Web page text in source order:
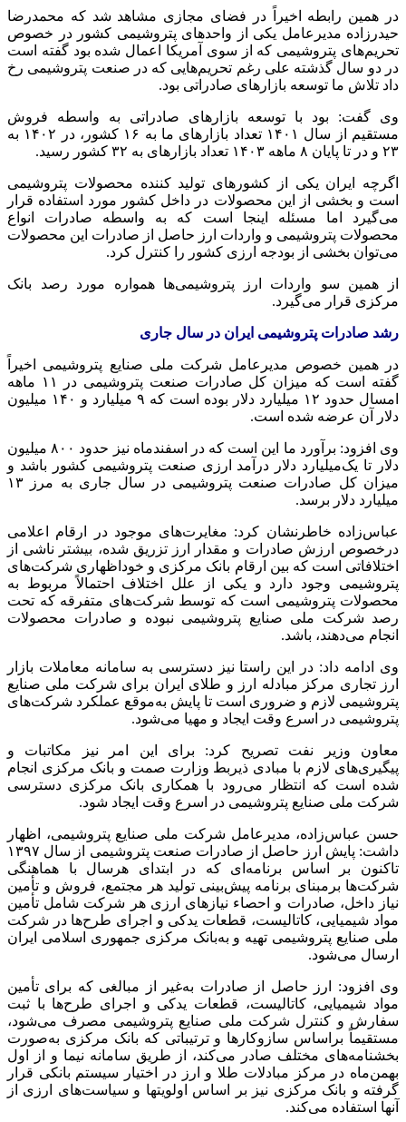
در همین رابطه اخیراً در فضای مجازی مشاهد شد که محمدرضا
حیدرزاده مدیرعامل یکی از واحدهای پتروشیمی کشور در خصوص
تحریم‌های پتروشیمی که از سوی آمریکا اعمال شده بود گفته است
در دو سال گذشته علی رغم تحریم‌هایی که در صنعت پتروشیمی رخ
داد تلاش ما توسعه بازارهای صادراتی بود.
وی گفت: بود با توسعه بازارهای صادراتی به واسطه فروش
مستقیم از سال ۱۴۰۱ تعداد بازارهای ما به ۱۶ کشور، در ۱۴۰۲ به
۲۳ و در تا پایان ۸ ماهه ۱۴۰۳ تعداد بازارهای به ۳۲ کشور رسید.
اگرچه ایران یکی از کشورهای تولید کننده محصولات پتروشیمی
است و بخشی از این محصولات در داخل کشور مورد استفاده قرار
می‌گیرد اما مسئله اینجا است که به واسطه صادرات انواع
محصولات پتروشیمی و واردات ارز حاصل از صادرات این محصولات
می‌توان بخشی از بودجه ارزی کشور را کنترل کرد.
از همین سو واردات ارز پتروشیمی‌ها همواره مورد رصد بانک
مرکزی قرار می‌گیرد.
رشد صادرات پتروشیمی ایران در سال جاری
در همین خصوص مدیرعامل شرکت ملی صنایع پتروشیمی اخیراً
گفته است که میزان کل صادرات صنعت پتروشیمی در ۱۱ ماهه
امسال حدود ۱۲ میلیارد دلار بوده است که ۹ میلیارد و ۱۴۰ میلیون
دلار آن عرضه شده است.
وی افزود: برآورد ما این است که در اسفندماه نیز حدود ۸۰۰ میلیون
دلار تا یک‌میلیارد دلار درآمد ارزی صنعت پتروشیمی کشور باشد و
میزان کل صادرات صنعت پتروشیمی در سال جاری به مرز ۱۳
میلیارد دلار برسد.
عباس‌زاده خاطرنشان کرد: مغایرت‌های موجود در ارقام اعلامی
درخصوص ارزش صادرات و مقدار ارز تزریق شده، بیشتر ناشی از
اختلافاتی است که بین ارقام بانک مرکزی و خوداظهاری شرکت‌های
پتروشیمی وجود دارد و یکی از علل اختلاف احتمالاً مربوط به
محصولات پتروشیمی است که توسط شرکت‌های متفرقه که تحت
رصد شرکت ملی صنایع پتروشیمی نبوده و صادرات محصولات
انجام می‌دهند، باشد.
وی ادامه داد: در این راستا نیز دسترسی به سامانه معاملات بازار
ارز تجاری مرکز مبادله ارز و طلای ایران برای شرکت ملی صنایع
پتروشیمی لازم و ضروری است تا پایش به‌موقع عملکرد شرکت‌های
پتروشیمی در اسرع وقت ایجاد و مهیا می‌شود.
معاون وزیر نفت تصریح کرد: برای این امر نیز مکاتبات و
پیگیری‌های لازم با مبادی ذیربط وزارت صمت و بانک مرکزی انجام
شده است که انتظار می‌رود با همکاری بانک مرکزی دسترسی
شرکت ملی صنایع پتروشیمی در اسرع وقت ایجاد شود.
حسن عباس‌زاده، مدیرعامل شرکت ملی صنایع پتروشیمی، اظهار
داشت: پایش ارز حاصل از صادرات صنعت پتروشیمی از سال ۱۳۹۷
تاکنون بر اساس برنامه‌ای که در ابتدای هرسال با هماهنگی
شرکت‌ها برمبنای برنامه پیش‌بینی تولید هر مجتمع، فروش و تأمین
نیاز داخل، صادرات و
احصاء نیازهای ارزی هر شرکت شامل تأمین
مواد شیمیایی،کاتالیست، قطعات یدکی و اجرای طرح‌ها در شرکت
ملی صنایع پتروشیمی تهیه و به‌بانک مرکزی جمهوری اسلامی ایران
ارسال می‌شود.
وی افزود: ارز حاصل از صادرات به‌غیر از مبالغی که برای تأمین
مواد شیمیایی،کاتالیست، قطعات یدکی و اجرای طرح‌ها با ثبت
سفارش و کنترل شرکت ملی صنایع پتروشیمی مصرف می‌شود،
مستقیماً براساس سازوکارها و ترتیباتی که بانک مرکزی به‌صورت
بخشنامه‌های مختلف صادر می‌کند، از طریق سامانه نیما و از اول
بهمن‌ماه در مرکز مبادلات طلا و ارز در اختیار سیستم بانکی قرار
گرفته و بانک مرکزی نیز بر اساس
اولویتها و سیاست‌های ارزی از
آنها استفاده می‌کند.